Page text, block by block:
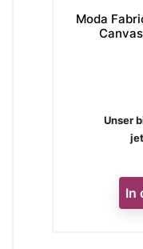
Moda
Unser
In